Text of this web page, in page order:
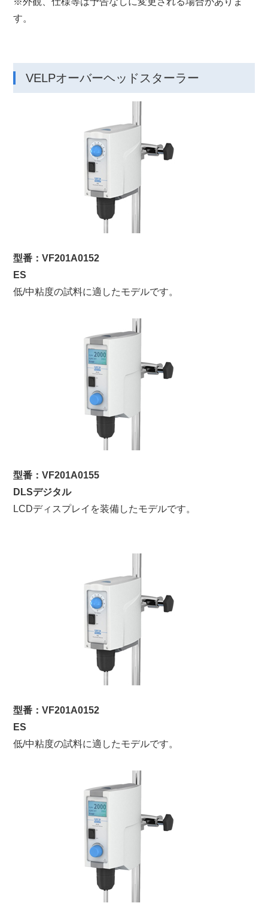
す。
VELPオーバーヘッドスターラー
型番：VF201A0152
ES
低/中粘度の試料に適したモデルです。
型番：VF201A0155
DLSデジタル
LCDディスプレイを装備したモデルです。
型番：VF201A0152
ES
低/中粘度の試料に適したモデルです。